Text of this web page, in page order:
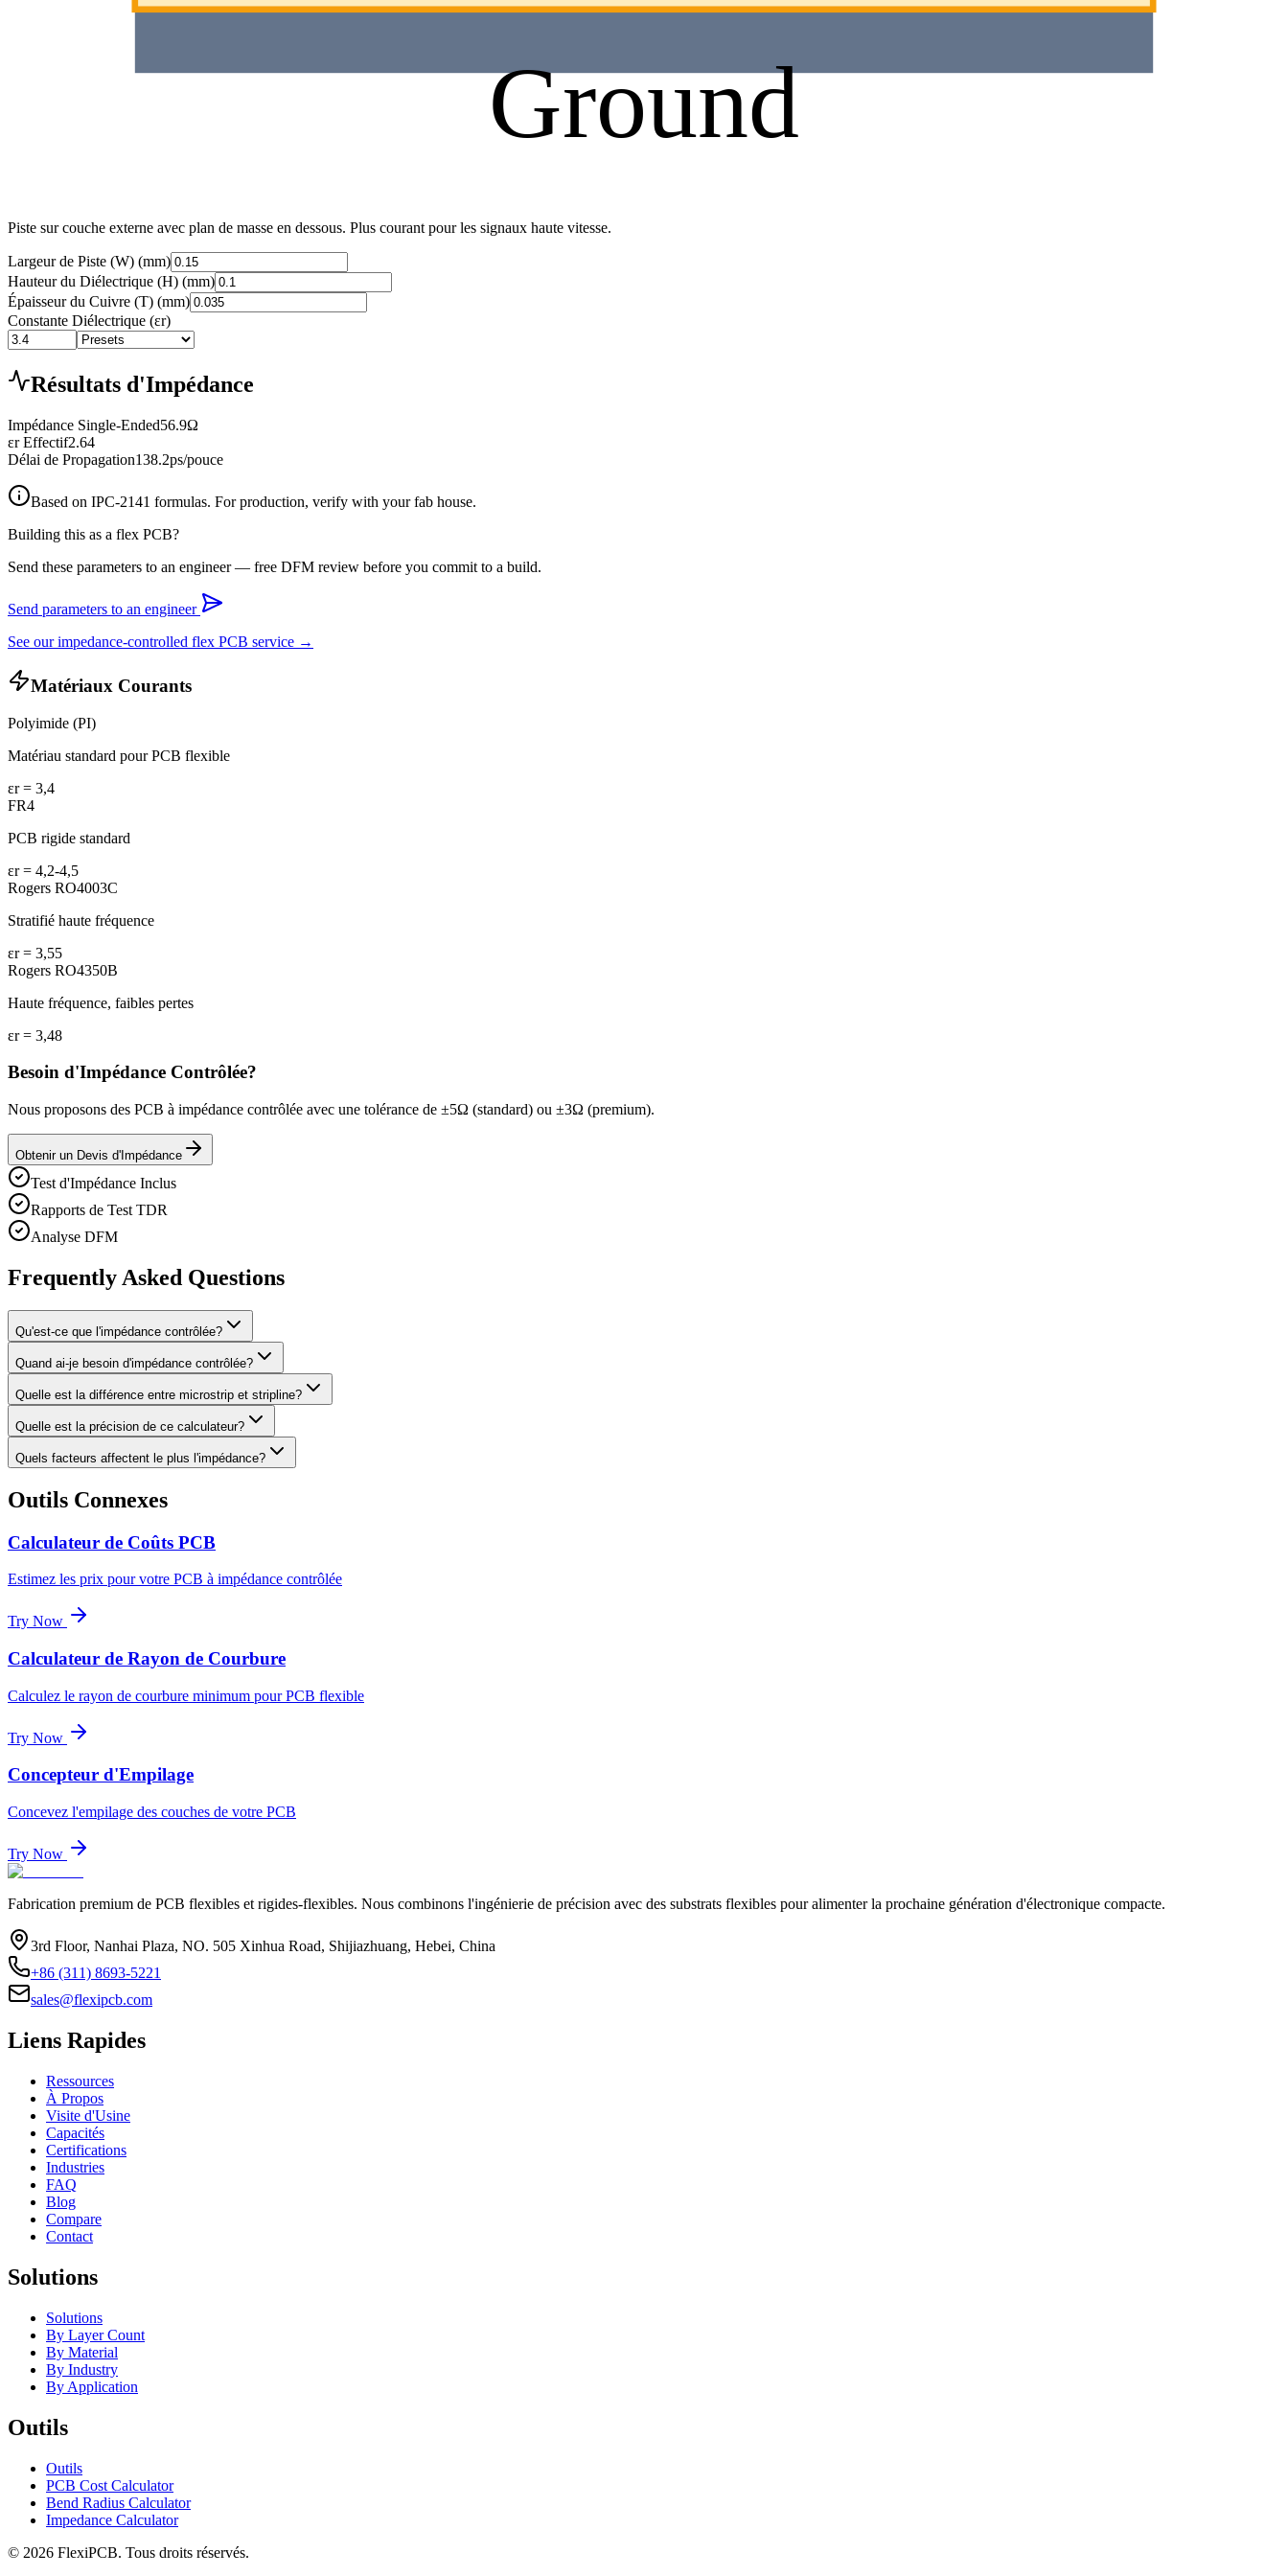
Ground
Piste sur couche externe avec plan de masse en dessous. Plus courant pour les signaux haute vitesse.
Largeur de Piste (W) (mm)
Hauteur du Diélectrique (H) (mm)
Épaisseur du Cuivre (T) (mm)
Constante Diélectrique (εr)
Résultats d'Impédance
Impédance Single-Ended56.9Ω
εr Effectif2.64
Délai de Propagation138.2ps/pouce
Based on IPC-2141 formulas. For production, verify with your fab house.
Building this as a flex PCB?
Send these parameters to an engineer — free DFM review before you commit to a build.
Send parameters to an engineer
See our impedance-controlled flex PCB service →
Matériaux Courants
Polyimide (PI)
Matériau standard pour PCB flexible
εr = 3,4
FR4
PCB rigide standard
εr = 4,2-4,5
Rogers RO4003C
Stratifié haute fréquence
εr = 3,55
Rogers RO4350B
Haute fréquence, faibles pertes
εr = 3,48
Besoin d'Impédance Contrôlée?
Nous proposons des PCB à impédance contrôlée avec une tolérance de ±5Ω (standard) ou ±3Ω (premium).
Obtenir un Devis d'Impédance
Test d'Impédance Inclus
Rapports de Test TDR
Analyse DFM
Frequently Asked Questions
Qu'est-ce que l'impédance contrôlée?
Quand ai-je besoin d'impédance contrôlée?
Quelle est la différence entre microstrip et stripline?
Quelle est la précision de ce calculateur?
Quels facteurs affectent le plus l'impédance?
Outils Connexes
Calculateur de Coûts PCB
Estimez les prix pour votre PCB à impédance contrôlée
Try Now
Calculateur de Rayon de Courbure
Calculez le rayon de courbure minimum pour PCB flexible
Try Now
Concepteur d'Empilage
Concevez l'empilage des couches de votre PCB
Try Now
Fabrication premium de PCB flexibles et rigides-flexibles. Nous combinons l'ingénierie de précision avec des substrats flexibles pour alimenter la prochaine génération d'électronique compacte.
3rd Floor, Nanhai Plaza, NO. 505 Xinhua Road, Shijiazhuang, Hebei, China
+86 (311) 8693-5221
sales@flexipcb.com
Liens Rapides
Ressources
À Propos
Visite d'Usine
Capacités
Certifications
Industries
FAQ
Blog
Compare
Contact
Solutions
Solutions
By Layer Count
By Material
By Industry
By Application
Outils
Outils
PCB Cost Calculator
Bend Radius Calculator
Impedance Calculator
© 2026 FlexiPCB. Tous droits réservés.